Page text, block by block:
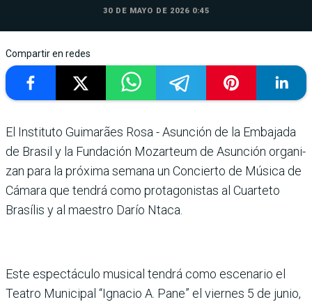
30 DE MAYO DE 2026 0:45
Compartir en redes
El Instituto Guimarães Rosa - Asunción de la Embajada
de Brasil y la Fundación Mozar­teum de Asunción organi­
zan para la próxima semana un Concierto de Música de
Cámara que tendrá como pro­tagonistas al Cuarteto
Brasí­lis y al maestro Darío Ntaca.
Este espectáculo musical ten­drá como escenario el
Teatro Municipal “Ignacio A. Pane” el viernes 5 de junio,